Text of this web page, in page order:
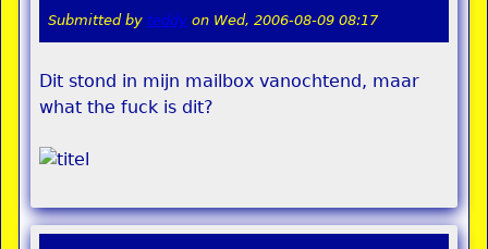
Submitted by teddy on Wed, 2006-08-09 08:17
Dit stond in mijn mailbox vanochtend, maar
what the fuck is dit?